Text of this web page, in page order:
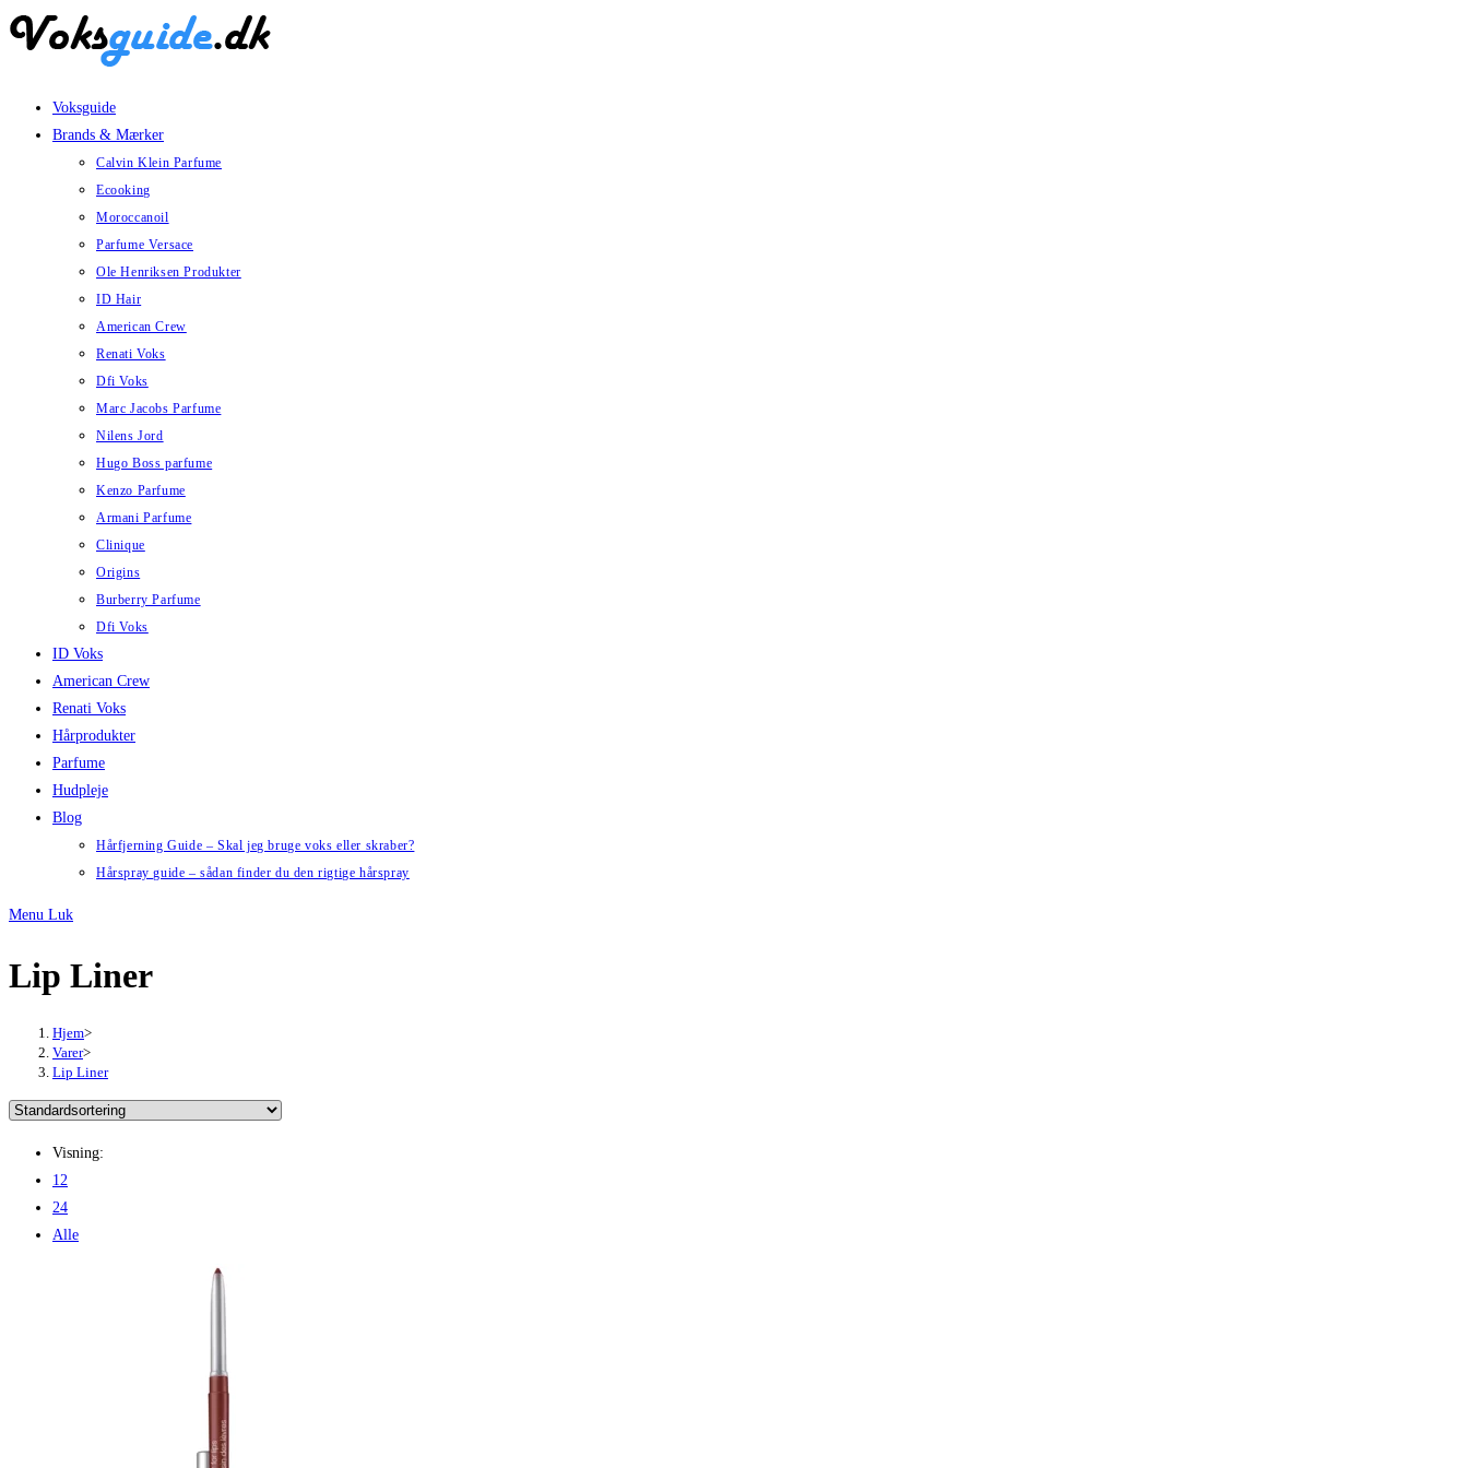
Skip
Voksguide
Brands & Mærker
Calvin Klein Parfume
Ecooking
Moroccanoil
Parfume Versace
Ole Henriksen Produkter
ID Hair
American Crew
Renati Voks
Dfi Voks
Marc Jacobs Parfume
Nilens Jord
Hugo Boss parfume
Kenzo Parfume
Armani Parfume
Clinique
Origins
Burberry Parfume
Dfi Voks
ID Voks
American Crew
Renati Voks
Hårprodukter
Parfume
Hudpleje
Blog
Hårfjerning Guide – Skal jeg bruge voks eller skraber?
Hårspray guide – sådan finder du den rigtige hårspray
Menu Luk
Lip Liner
Hjem>
Varer>
Lip Liner
Visning:
12
24
Alle